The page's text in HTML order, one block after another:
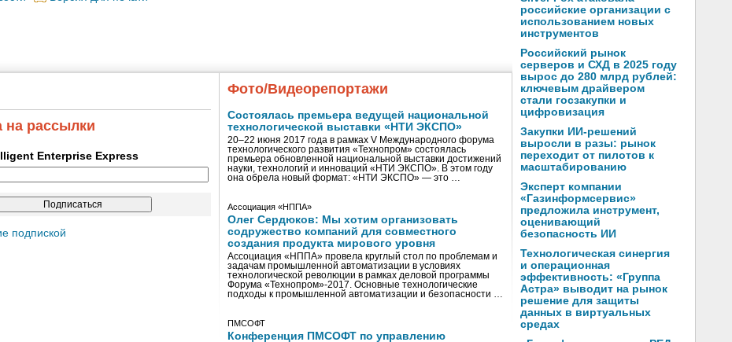
на рассылки
Enterprise Express
подпиской
Фото/Видеорепортажи
Состоялась премьера ведущей национальной
технологической выставки «НТИ ЭКСПО»
20–22 июня 2017 года в рамках V Международного форума
технологического развития «Технопром» состоялась
премьера обновленной национальной выставки достижений
науки, технологий и инноваций «НТИ ЭКСПО». В этом году
она обрела новый формат: «НТИ ЭКСПО» — это …
Ассоциация «НППА»
Олег Сердюков: Мы хотим организовать
содружество компаний для совместного
создания продукта мирового уровня
Ассоциация «НППА» провела круглый стол по проблемам и
задачам промышленной автоматизации в условиях
технологической революции в рамках деловой программы
Форума «Технопром»-2017. Основные технологические
подходы к промышленной автоматизации и безопасности …
ПМСОФТ
Конференция ПМСОФТ по управлению
российские организации с
использованием новых
инструментов
Российский рынок
серверов и СХД в 2025 году
вырос до 280 млрд рублей:
ключевым драйвером
стали госзакупки и
цифровизация
Закупки ИИ-решений
выросли в разы: рынок
переходит от пилотов к
масштабированию
Эксперт компании
«Газинформсервис»
предложила инструмент,
оценивающий
безопасность ИИ
Технологическая синергия
и операционная
эффективность: «Группа
Астра» выводит на рынок
решение для защиты
данных в виртуальных
средах